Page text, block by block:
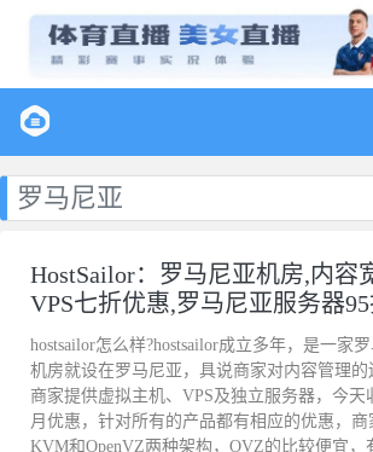
罗马尼亚
HostSailor：罗马尼亚机房,内容
VPS七折优惠,罗马尼亚服务器
hostsailor怎么样?hostsailor成立多年，是一家
机房就设在罗马尼亚，具说商家对内容管理的
商家提供虚拟主机、VPS及独立服务器，今天
月优惠，针对所有的产品都有相应的优惠，商
KVM和OpenVZ两种架构，OVZ的比较便宜，